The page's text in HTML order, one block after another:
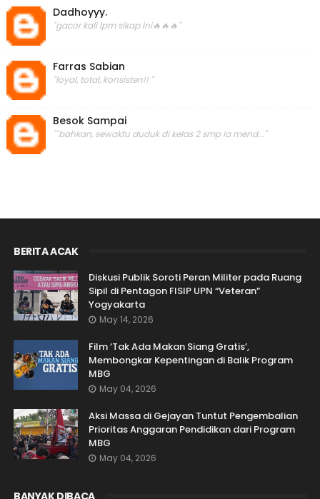
Dadhoyyy.
"gacor kali lpm sikap ini🔥🔥🔥"
Farras Sabian
"loyal, total, konsisten!! "
Besok Sampai
""bahkan, sewaktu duduk di kelas 2 smp ia mend..."
BERITA ACAK
Diskusi Publik Soroti Peran Militer pada Ruang
Sipil di Pentagon FISIP UPN “Veteran”
Yogyakarta
May 14, 2026
Film ‘Tak Ada Makan Siang Gratis’,
Membongkar Kepentingan di Balik Program
MBG
May 04, 2026
Aksi Massa di Gejayan Tuntut Pengembalian
Prioritas Anggaran Pendidikan dari Program
MBG
May 04, 2026
BANYAK DIBACA